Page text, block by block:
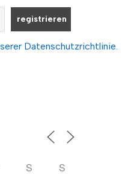
Datenschutzrichtlinie.
S
S